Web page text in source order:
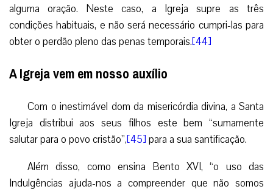
alguma oração. Neste caso, a Igreja supre as três
condições habituais, e não será necessário cumpri-las para
obter o perdão pleno das penas temporais.[44]
A Igreja vem em nosso auxílio
Com o inestimável dom da misericórdia divina, a Santa
Igreja distribui aos seus filhos este bem “sumamente
salutar para o povo cristão”,[45] para a sua santificação.
Além disso, como ensina Bento XVI, “o uso das
Indulgências ajuda-nos a compreender que não somos